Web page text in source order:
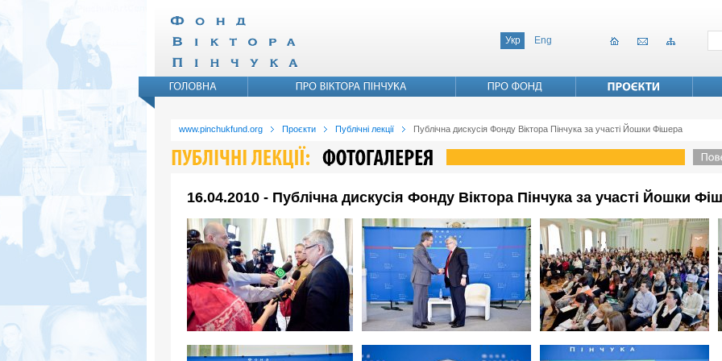
Укр Eng
www.pinchukfund.org Проєкти Публічні лекції Публічна дискусія Фонду Віктора Пінчука за участі Йошки Фішера
16.04.2010 - Публічна дискусія Фонду Віктора Пінчука за участі Йошки